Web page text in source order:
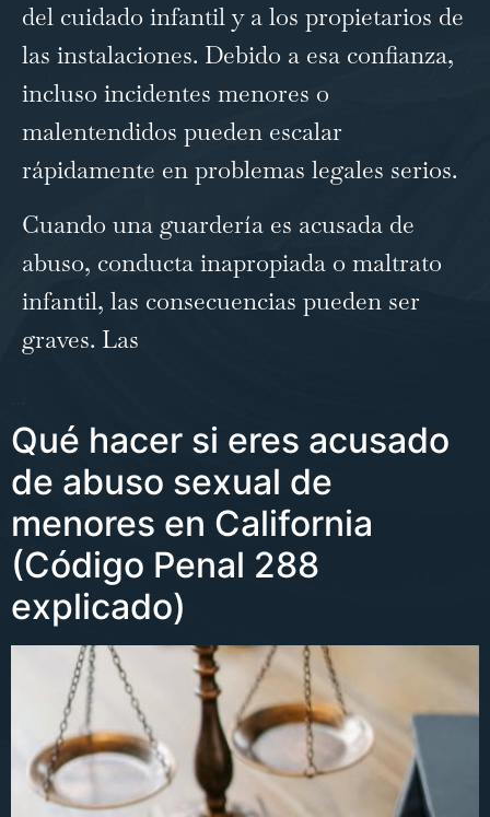
del cuidado infantil y a los propietarios de
las instalaciones. Debido a esa confianza,
incluso incidentes menores o
malentendidos pueden escalar
rápidamente en problemas legales serios.
Cuando una guardería es acusada de
abuso, conducta inapropiada o maltrato
infantil, las consecuencias pueden ser
graves. Las
Qué hacer si eres acusado
de abuso sexual de
menores en California
(Código Penal 288
explicado)